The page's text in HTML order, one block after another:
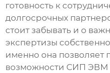
готовность к
долгосрочных
стоит забывать и о
экспертизы
именно она позволяет
возможности СИП ЭВМ